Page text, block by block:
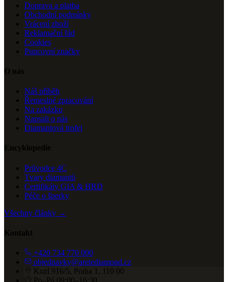
Doprava a platba
Obchodní podmínky
Vrácení zboží
Reklamační řád
Cookies
Puncovní značky
O nás
Náš příběh
Řemeslné zpracování
Na zakázku
Napsali o nás
Diamantová trofej
Encyklopedie
Průvodce 4C
Tvary diamantů
Certifikáty GIA & HRD
Péče o šperky
Všechny články →
Kontakt
+420 734 770 000
objednavky@aretediamond.cz
Kozí 916/5, Praha 1, 110 00